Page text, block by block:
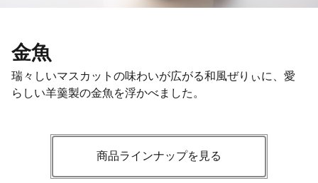
金魚
瑞々しいマスカットの味わいが広がる和風ぜりぃに、愛
らしい羊羹製の金魚を浮かべました。
商品ラインナップを見る